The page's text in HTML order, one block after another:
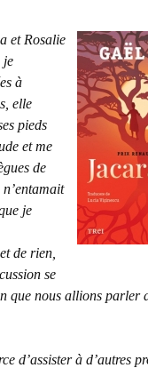
et Rosalie
je
à
elle
pieds
et me
de
je
de rien,
se
que nous allions parler
d’assister à d’autres